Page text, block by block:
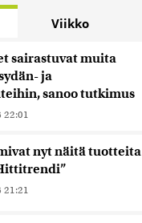
Viikko
sairastuvat muita
ja
sanoo tutkimus
22:01
nyt näitä tuotteita
21:21